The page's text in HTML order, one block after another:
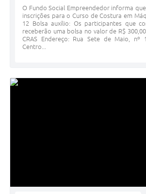
O Fundo Social Empreendedor informa
inscrições para o Curso de Costura em
12 Bolsa auxílio: Os participantes que
receberão uma bolsa no valor de R$
CRAS Endereço: Rua Sete de Maio,
Centro...